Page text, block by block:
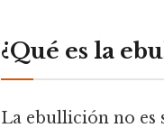
¿Qué es la
La ebullición no es